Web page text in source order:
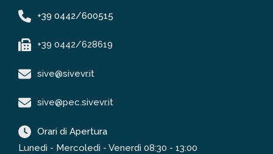
+39 0442/600515
+39 0442/628619
sive@sivevr.it
sive@pec.sivevr.it
Orari di Apertura
Lunedì - Mercoledì - Venerdì 08:30 - 13:00